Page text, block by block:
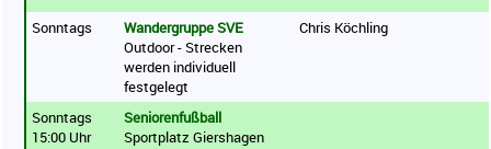
Sonntags
Wandergruppe SVE
Outdoor - Strecken
werden individuell
festgelegt
Chris Köchling
Sonntags
15:00 Uhr
Seniorenfußball
Sportplatz Giershagen